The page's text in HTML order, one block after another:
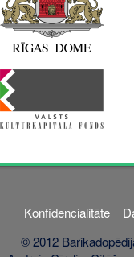
Konfidencialitāte
© 2012